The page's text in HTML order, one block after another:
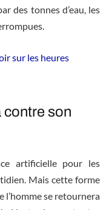
des tonnes d’eau, les
sur les heures
contre son
artificielle pour les
Mais cette forme
l’homme se retournera